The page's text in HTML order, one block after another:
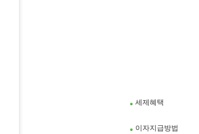
세제혜택
이자지급방법